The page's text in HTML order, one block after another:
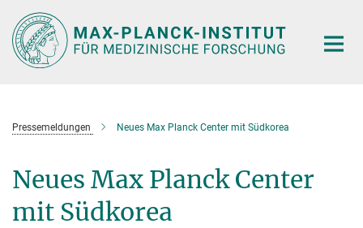
Hauptinhalt
Pressemeldungen Neues Max Planck Center mit Südkorea
Neues Max Planck Center
mit Südkorea